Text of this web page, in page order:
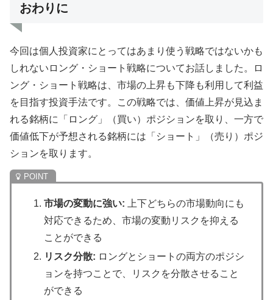
おわりに
今回は個人投資家にとってはあまり使う戦略ではないかも
しれないロング・ショート戦略についてお話しました。ロ
ング・ショート戦略は、市場の上昇も下降も利用して利益
を目指す投資手法です。この戦略では、価値上昇が見込ま
れる銘柄に「ロング」（買い）ポジションを取り、一方で
価値低下が予想される銘柄には「ショート」（売り）ポジ
ションを取ります。
市場の変動に強い: 上下どちらの市場動向にも
対応できるため、市場の変動リスクを抑える
ことができる
リスク分散: ロングとショートの両方のポジシ
ョンを持つことで、リスクを分散させること
ができる